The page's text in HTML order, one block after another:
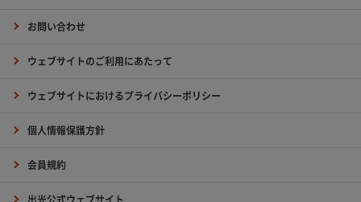
お問い合わせ
ウェブサイトのご利用にあたって
ウェブサイトにおけるプライバシーポリシー
個人情報保護方針
会員規約